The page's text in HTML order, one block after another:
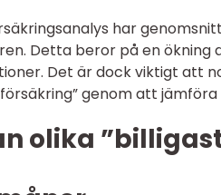
har
Detta beror på en ökning
Det är dock viktigt att
genom att
olika